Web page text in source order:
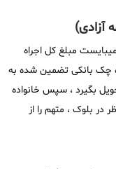
مبلغ کل اجراه
چک بانکی تضمین شده به
بگیرد ، سپس خانواده
در بلوک ، متهم را از